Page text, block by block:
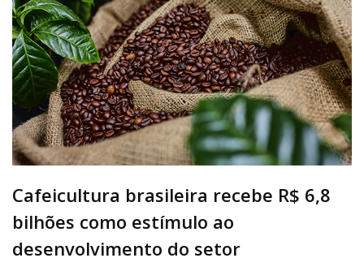
Cafeicultura brasileira recebe R$ 6,8
bilhões como estímulo ao
desenvolvimento do setor